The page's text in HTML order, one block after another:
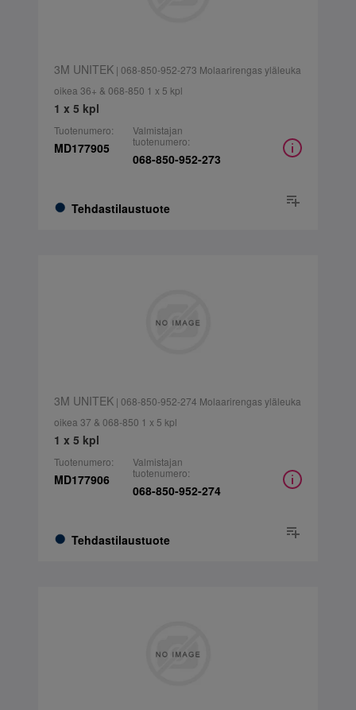
3M UNITEK| 068-850-952-273 Molaarirengas yläleuka
oikea 36+ & 068-850 1 x 5 kpl
1 x 5 kpl
Tuotenumero:
MD177905
Tehdastilaustuote
Valmistajan
tuotenumero:
068-850-952-273
3M UNITEK| 068-850-952-274 Molaarirengas yläleuka
oikea 37 & 068-850 1 x 5 kpl
1 x 5 kpl
Tuotenumero:
MD177906
Tehdastilaustuote
Valmistajan
tuotenumero:
068-850-952-274